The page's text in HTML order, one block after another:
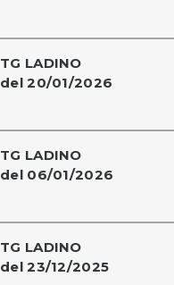
TG LADINO
del 20/01/2026
TG LADINO
del 06/01/2026
TG LADINO
del 23/12/2025